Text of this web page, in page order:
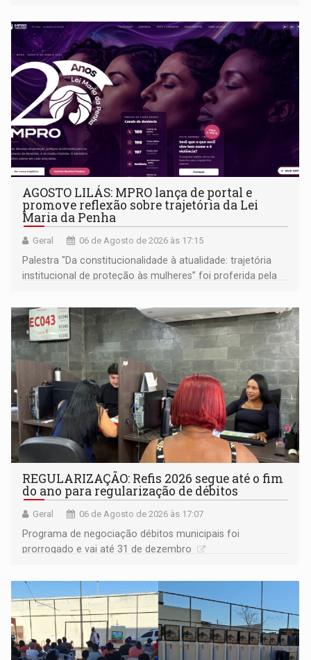
AGOSTO LILÁS: MPRO lança de portal e
promove reflexão sobre trajetória da Lei
Maria da Penha
Geral 06 de Agosto de 2026 às 17:15
Palestra "Da constitucionalidade à atualidade: trajetória
institucional de proteção às mulheres” foi proferida pela
Goiás
REGULARIZAÇÃO: Refis 2026 segue até o fim
do ano para regularização de débitos
Geral 06 de Agosto de 2026 às 17:07
Programa de negociação débitos municipais foi
prorrogado e vai até 31 de dezembro